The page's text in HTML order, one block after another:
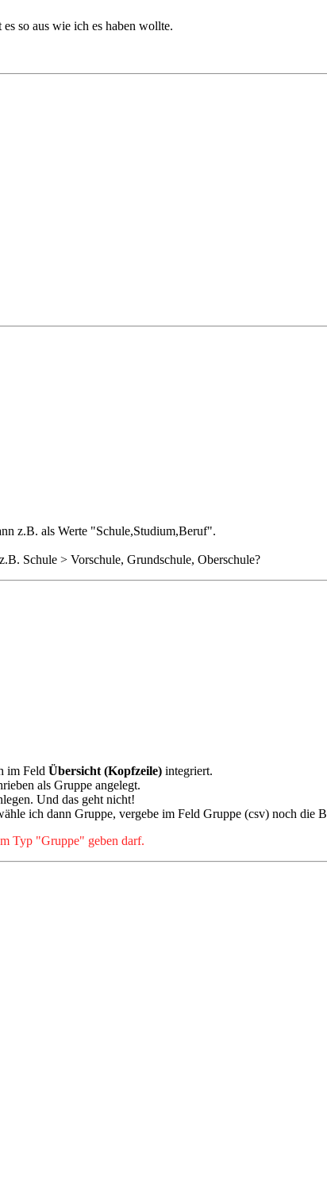
so aus wie ich es haben wollte.
z.B. als Werte "Schule,Studium,Beruf".
Schule > Vorschule, Grundschule, Oberschule?
im Feld Übersicht (Kopfzeile) integriert.
als Gruppe angelegt.
Und das geht nicht!
ich dann Gruppe, vergebe im Feld Gruppe (csv) noch
Typ "Gruppe" geben darf.